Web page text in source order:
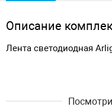
Описание
Лента светодиодная